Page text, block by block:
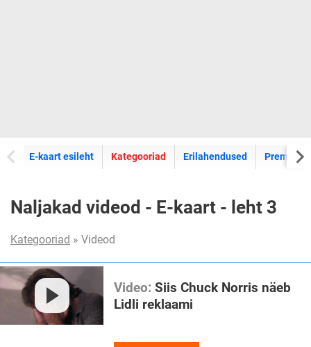
E-kaart esileht E-kaartide
Kategooriad Erilahendused Premium
Naljakad videod - E-kaart - leht 3
Kategooriad » Videod
Video: Siis Chuck Norris näeb
Lidli reklaami